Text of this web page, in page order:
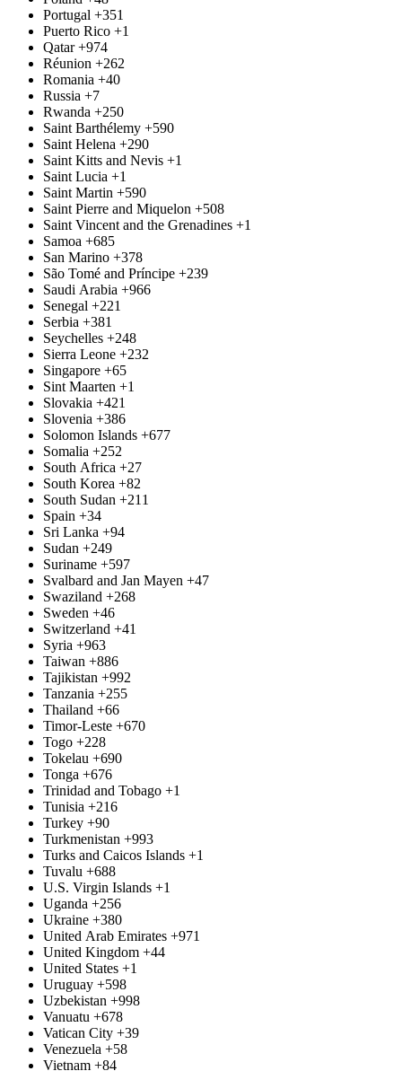
Portugal +351
Puerto Rico +1
Qatar +974
Réunion +262
Romania +40
Russia +7
Rwanda +250
Saint Barthélemy +590
Saint Helena +290
Saint Kitts and Nevis +1
Saint Lucia +1
Saint Martin +590
Saint Pierre and Miquelon +508
Saint Vincent and the Grenadines +1
Samoa +685
San Marino +378
São Tomé and Príncipe +239
Saudi Arabia +966
Senegal +221
Serbia +381
Seychelles +248
Sierra Leone +232
Singapore +65
Sint Maarten +1
Slovakia +421
Slovenia +386
Solomon Islands +677
Somalia +252
South Africa +27
South Korea +82
South Sudan +211
Spain +34
Sri Lanka +94
Sudan +249
Suriname +597
Svalbard and Jan Mayen +47
Swaziland +268
Sweden +46
Switzerland +41
Syria +963
Taiwan +886
Tajikistan +992
Tanzania +255
Thailand +66
Timor-Leste +670
Togo +228
Tokelau +690
Tonga +676
Trinidad and Tobago +1
Tunisia +216
Turkey +90
Turkmenistan +993
Turks and Caicos Islands +1
Tuvalu +688
U.S. Virgin Islands +1
Uganda +256
Ukraine +380
United Arab Emirates +971
United Kingdom +44
United States +1
Uruguay +598
Uzbekistan +998
Vanuatu +678
Vatican City +39
Venezuela +58
Vietnam +84